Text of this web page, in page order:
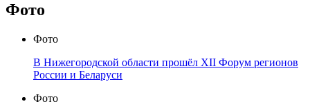
Фото
Фото
В Нижегородской области прошёл XII Форум регионов
России и Беларуси
Фото